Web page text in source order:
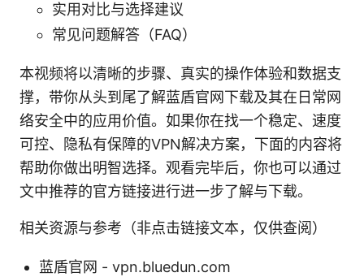
实用对比与选择建议
常见问题解答（FAQ）
本视频将以清晰的步骤、真实的操作体验和数据支
撑，带你从头到尾了解蓝盾官网下载及其在日常网
络安全中的应用价值。如果你在找一个稳定、速度
可控、隐私有保障的VPN解决方案，下面的内容将
帮助你做出明智选择。观看完毕后，你也可以通过
文中推荐的官方链接进行进一步了解与下载。
相关资源与参考（非点击链接文本，仅供查阅）
蓝盾官网 - vpn.bluedun.com